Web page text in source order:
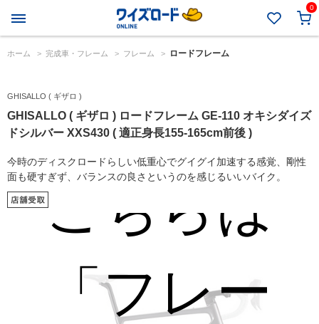
0
ホーム > 完成車・フレーム > フレーム > ロードフレーム
GHISALLO ( ギザロ )
GHISALLO ( ギザロ ) ロードフレーム GE-110 オキシダイズ
ドシルバー XXS430 ( 適正身長155-165cm前後 )
今時のディスクロードらしい低重心でグイグイ加速する感覚、剛性
面も硬すぎず、バランスの良さというのを感じるいいバイク。
イメージと
なります。
こちらは
「フレー